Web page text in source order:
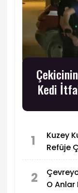
Kedi
1
Kuzey
Refüje
2
O